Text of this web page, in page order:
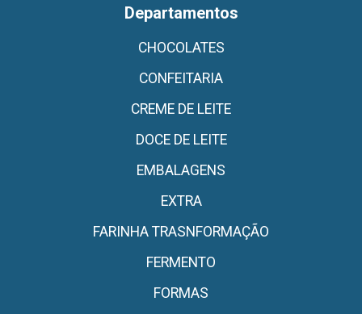
Departamentos
CHOCOLATES
CONFEITARIA
CREME DE LEITE
DOCE DE LEITE
EMBALAGENS
EXTRA
FARINHA TRASNFORMAÇÃO
FERMENTO
FORMAS